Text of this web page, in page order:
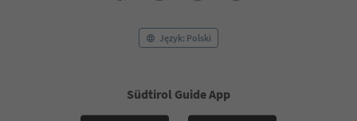
Język: Polski
Südtirol Guide App